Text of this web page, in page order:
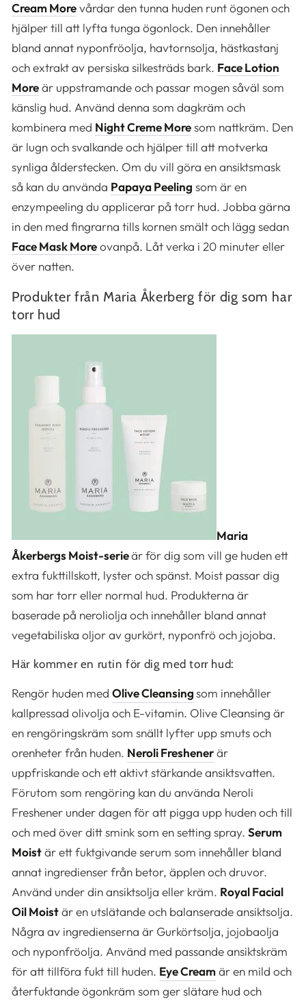
Cream Morevårdar den tunna huden runt ögonen och
hjälper till att lyfta tunga ögonlock. Den innehåller
bland annat nyponfröolja, havtornsolja, hästkastanj
och extrakt av persiska silkesträds bark. Face Lotion
Moreär uppstramande och passar mogen såväl som
känslig hud. Använd denna som dagkräm och
kombinera med Night Creme Moresom nattkräm. Den
är lugn och svalkande och hjälper till att motverka
synliga ålderstecken. Om du vill göra en ansiktsmask
så kan du använda Papaya Peeling som är en
enzympeeling du applicerar på torr hud. Jobba gärna
in den med fingrarna tills kornen smält och lägg sedan
Face Mask More ovanpå. Låt verka i 20 minuter eller
över natten.
Produkter från Maria Åkerberg för dig som har
torr hud
Maria
Åkerbergs Moist-serieär för dig som vill ge huden ett
extra fukttillskott, lyster och spänst. Moist passar dig
som har torr eller normal hud. Produkterna är
baserade på neroliolja och innehåller bland annat
vegetabiliska oljor av gurkört, nyponfrö och jojoba.
Här kommer en rutin för dig med torr hud:
Rengör huden medOlive Cleansing som innehåller
kallpressad olivolja och E-vitamin. Olive Cleansing är
en rengöringskräm som snällt lyfter upp smuts och
orenheter från huden. Neroli Freshenerär
uppfriskande och ett aktivt stärkande ansiktsvatten.
Förutom som rengöring kan du använda Neroli
Freshener under dagen för att pigga upp huden och till
och med över ditt smink som en setting spray.Serum
Moistär ett fuktgivande serum som innehåller bland
annat ingredienser från betor, äpplen och druvor.
Använd under din ansiktsolja eller kräm. Royal Facial
Oil Moistär en utslätande och balanserade ansiktsolja.
Några av ingredienserna är Gurkörtsolja, jojobaolja
och nyponfröolja. Använd med passande ansiktskräm
för att tillföra fukt till huden. Eye Creamär en mild och
återfuktande ögonkräm som ger slätare hud och